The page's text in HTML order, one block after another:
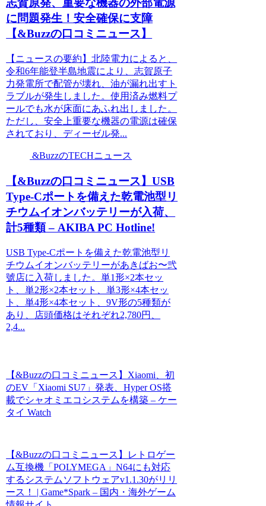
志賀原発、重要な機器の外部電源
に問題発生！安全確保に支障
【&Buzzの口コミニュース】
【ニュースの要約】北陸電力によると、
令和6年能登半島地震により、志賀原子
力発電所で配管が壊れ、油が漏れ出すト
ラブルが発生しました。使用済み燃料プ
ールでも水が床面にあふれ出しました。
ただし、安全上重要な機器の電源は確保
されており、ディーゼル発...
&BuzzのTECHニュース
【&Buzzの口コミニュース】USB
Type-Cポートを備えた乾電池型リ
チウムイオンバッテリーが入荷、
計5種類 – AKIBA PC Hotline!
USB Type-Cポートを備えた乾電池型リ
チウムイオンバッテリーがあきばお〜弐
號店に入荷しました。単1形×2本セッ
ト、単2形×2本セット、単3形×4本セッ
ト、単4形×4本セット、9V形の5種類が
あり、店頭価格はそれぞれ2,780円、
2,4...
【&Buzzの口コミニュース】Xiaomi、初
のEV「Xiaomi SU7」発表、Hyper OS搭
載でシャオミエコシステムを構築 – ケー
タイ Watch
【&Buzzの口コミニュース】レトロゲー
ム互換機「POLYMEGA」N64にも対応
するシステムソフトウェアv1.1.30がリリ
ース！ | Game*Spark – 国内・海外ゲーム